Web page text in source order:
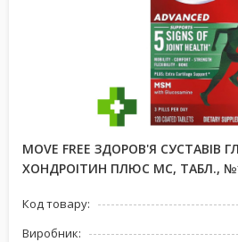
MOVE FREE ЗДОРОВ'Я СУСТАВІВ
ХОНДРОІТИН ПЛЮС МС, ТАБЛ.,
Код товару:
Виробник: